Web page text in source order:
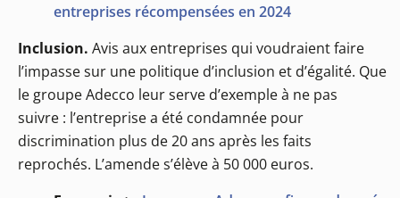
entreprises récompensées en 2024
Inclusion. Avis aux entreprises qui voudraient faire
l’impasse sur une politique d’inclusion et d’égalité. Que
le groupe Adecco leur serve d’exemple à ne pas
suivre : l’entreprise a été condamnée pour
discrimination plus de 20 ans après les faits
reprochés. L’amende s’élève à 50 000 euros.